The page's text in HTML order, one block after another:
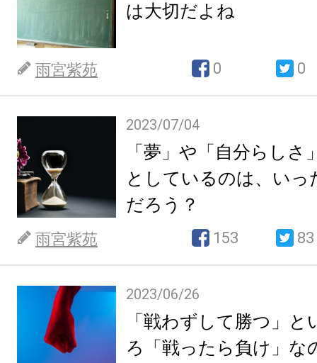
は大切だよね
雨宮紫苑 0 0
2023/07/04
「夢」や「自分らしさ
としているのは、いっ
だろう？
雨宮紫苑 153 83
2023/06/26
「戦わずして勝つ」
ろ「戦ったら負け」な